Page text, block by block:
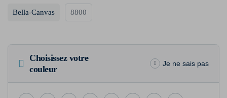
Bella-Canvas 8800
Choisissez votre
couleur
Je ne sais pas